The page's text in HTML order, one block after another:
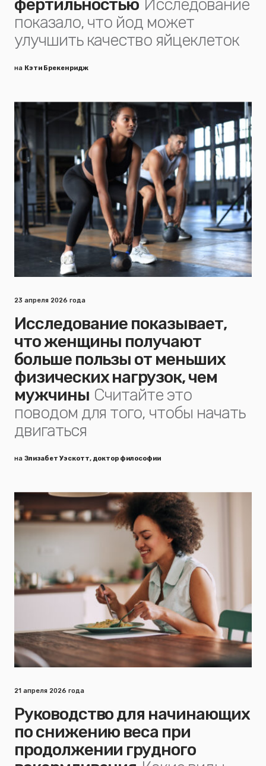
фертильностью Исследование
показало, что йод может
улучшить качество яйцеклеток
на Кэти Брекенридж
23 апреля 2026 года
Исследование показывает,
что женщины получают
больше пользы от меньших
физических нагрузок, чем
мужчины Считайте это
поводом для того, чтобы начать
двигаться
на Элизабет Уэскотт, доктор философии
21 апреля 2026 года
Руководство для начинающих
по снижению веса при
продолжении грудного